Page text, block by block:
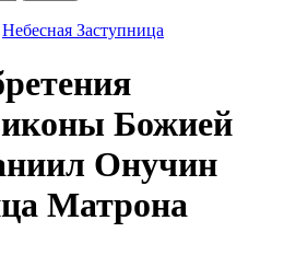
Небесная Заступница
Божией
Онучин
Матрона